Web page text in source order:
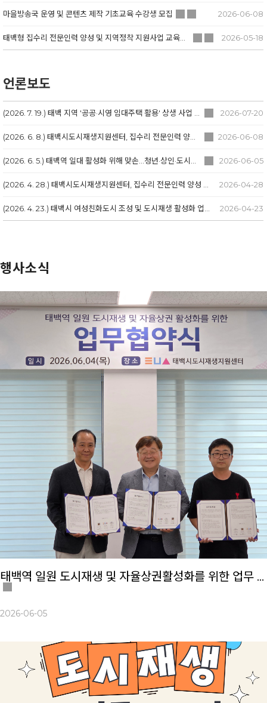
마을방송국 운영 및 콘텐츠 제작 기초교육 수강생 모집 2026-06-08
태백형 집수리 전문인력 양성 및 지역정착 지원사업 교육생 추가 모집 2026-05-18
언론보도
2026-07-20
2026-06-08
2026-06-05
2026-04-28
2026-04-23
행사소식
태백역 일원 도시재생 및 자율상권활성화를 위한 업무 협약 체결
2026-06-05